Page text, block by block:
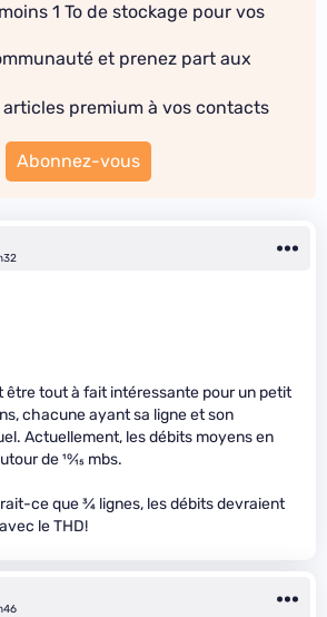
1 To de stockage pour vos
et prenez part aux
articles premium à vos contacts
Abonnez-vous
être tout à fait intéressante pour un petit
chacune ayant sa ligne et son
Actuellement, les débits moyens en
de10⁄15 mbs.
ce que3⁄4 lignes, les débits devraient
le THD!